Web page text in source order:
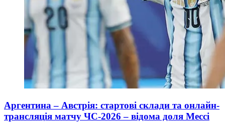
Аргентина – Австрія: стартові склади та онлайн-
трансляція матчу ЧС-2026 – відома доля Мессі